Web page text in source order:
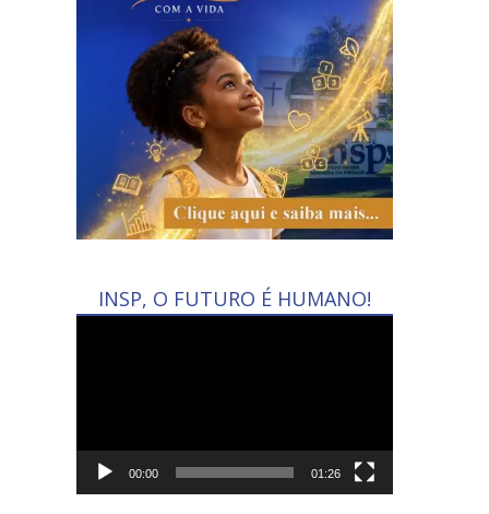
INSP, O FUTURO É HUMANO!
00:00 01:26